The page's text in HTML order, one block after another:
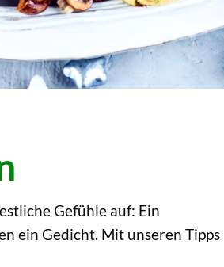
Gefühle auf: Ein
ein Gedicht. Mit unseren Tipps